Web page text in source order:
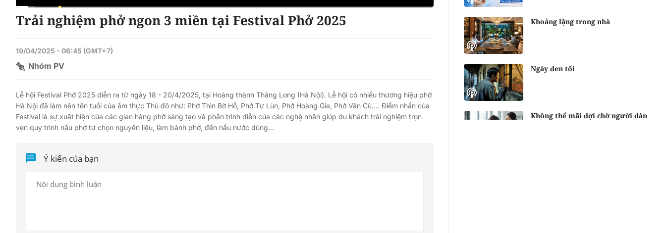
Current
0:07 Duration Auto
Trải nghiệm phở ngon 3 miền tại Festival Phở 2025
19/04/2025 - 06:45 (GMT+7)
Nhóm PV
Lễ hội Festival Phở 2025 diễn ra từ ngày 18 - 20/4/2025, tại Hoàng thành Thăng Long (Hà Nội). Lễ hội có nhiều thương hiệu phở
Hà Nội đã làm nên tên tuổi của ẩm thực Thủ đô như: Phở Thìn Bờ Hồ, Phở Tư Lùn, Phở Hoàng Gia, Phở Vân Cù…. Điểm nhấn của
Festival là sự xuất hiện của các gian hàng phở sáng tạo và phần trình diễn của các nghệ nhân giúp du khách trải nghiệm trọn
vẹn quy trình nấu phở từ chọn nguyên liệu, làm bánh phở, đến nấu nước dùng...
Ý kiến của bạn
Khoảng lặng trong nhà
Ngày đen tối
Không thể mãi đợi chờ người đàn